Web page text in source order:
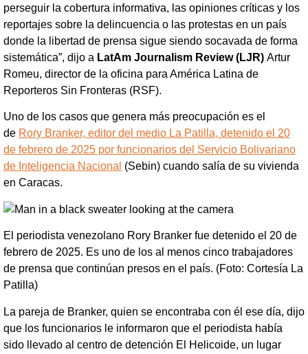
perseguir la cobertura informativa, las opiniones críticas y los
reportajes sobre la delincuencia o las protestas en un país
donde la libertad de prensa sigue siendo socavada de forma
sistemática”, dijo a LatAm Journalism Review (LJR) Artur
Romeu, director de la oficina para América Latina de
Reporteros Sin Fronteras (RSF).
Uno de los casos que genera más preocupación es el
de Rory Branker, editor del medio La Patilla, detenido el 20
de febrero de 2025 por funcionarios del Servicio Bolivariano
de Inteligencia Nacional (Sebin) cuando salía de su vivienda
en Caracas.
El periodista venezolano Rory Branker fue detenido el 20 de
febrero de 2025. Es uno de los al menos cinco trabajadores
de prensa que continúan presos en el país. (Foto: Cortesía La
Patilla)
La pareja de Branker, quien se encontraba con él ese día, dijo
que los funcionarios le informaron que el periodista había
sido llevado al centro de detención El Helicoide, un lugar